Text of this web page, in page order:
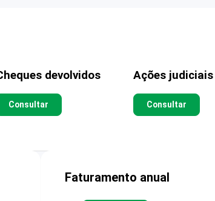
devolvidos
Consultar
Ações judiciais
Consultar
Faturamento anual